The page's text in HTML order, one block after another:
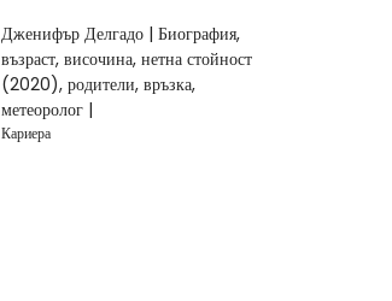
Дженифър Делгадо | Биография,
възраст, височина, нетна стойност
(2020), родители, връзка,
метеоролог |
Кариера